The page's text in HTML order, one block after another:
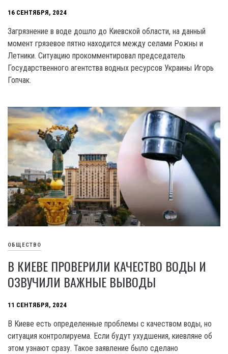
16 СЕНТЯБРЯ, 2024
Загрязнение в воде дошло до Киевской области, на данный
момент грязевое пятно находится между селами Рожны и
Летники. Ситуацию прокомментировал председатель
Государственного агентства водных ресурсов Украины Игорь
Гопчак.
ОБЩЕСТВО
В КИЕВЕ ПРОВЕРИЛИ КАЧЕСТВО ВОДЫ И
ОЗВУЧИЛИ ВАЖНЫЕ ВЫВОДЫ
11 СЕНТЯБРЯ, 2024
В Киеве есть определенные проблемы с качеством воды, но
ситуация контролируема. Если будут ухудшения, киевляне об
этом узнают сразу. Такое заявление было сделано